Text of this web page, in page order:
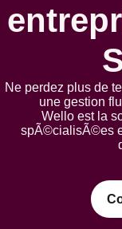
Ne perdez plus de
une gestion
Wello est la
spÃ©cialisÃ©es